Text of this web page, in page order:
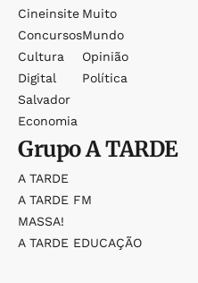
Cineinsite
Concursos
Cultura
Digital
Salvador
Economia
Muito
Mundo
Opinião
Política
GrupoA TARDE
A TARDE
A TARDE FM
MASSA!
A TARDE EDUCAÇÃO